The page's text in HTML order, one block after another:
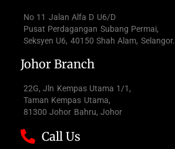
No 11 Jalan Alfa D U6/D
Pusat Perdagangan Subang Permai,
Seksyen U6, 40150 Shah Alam, Selangor.
Johor Branch
22G, Jln Kempas Utama 1/1,
Taman Kempas Utama,
81300 Johor Bahru, Johor
Call Us